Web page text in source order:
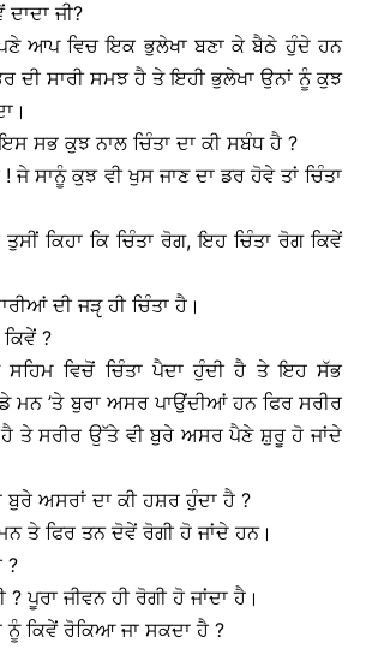
ਜੀ?
ਆਪ ਵਿਚ ਇਕ ਭੁਲੇਖਾ ਬਣਾ ਕੇ ਬੈਠੇ ਹੁੰਦੇ ਹਨ
ਦੀ ਸਾਰੀ ਸਮਝ ਹੈ ਤੇ ਇਹੀ ਭੁਲੇਖਾ ਉਨਾਂ ਨੂੰ ਕੁਝ
ਸਭ ਕੁਝ ਨਾਲ ਚਿੰਤਾ ਦਾ ਕੀ ਸਬੰਧ ਹੈ ?
! ਜੇ ਸਾਨੂੰ ਕੁਝ ਵੀ ਖੁਸ ਜਾਣ ਦਾ ਡਰ ਹੋਵੇ ਤਾਂ ਚਿੰਤਾ
ਕਿਹਾ ਕਿ ਚਿੰਤਾ ਰੋਗ, ਇਹ ਚਿੰਤਾ ਰੋਗ ਕਿਵੇਂ
ਦੀ ਜੜੵ ਹੀ ਚਿੰਤਾ ਹੈ।
?
ਸਹਿਮ ਵਿਚੋਂ ਚਿੰਤਾ ਪੈਦਾ ਹੁੰਦੀ ਹੈ ਤੇ ਇਹ ਸੱਭ
ਮਨ ’ਤੇ ਬੁਰਾ ਅਸਰ ਪਾਉਂਦੀਆਂ ਹਨ ਫਿਰ ਸਰੀਰ
ਤੇ ਸਰੀਰ ਉੱਤੇ ਵੀ ਬੁਰੇ ਅਸਰ ਪੈਣੇ ਸ਼ੁਰੂ ਹੋ ਜਾਂਦੇ
ਅਸਰਾਂ ਦਾ ਕੀ ਹਸ਼ਰ ਹੁੰਦਾ ਹੈ ?
ਤੇ ਫਿਰ ਤਨ ਦੋਵੇਂ ਰੋਗੀ ਹੋ ਜਾਂਦੇ ਹਨ।
?
? ਪੂਰਾ ਜੀਵਨ ਹੀ ਰੋਗੀ ਹੋ ਜਾਂਦਾ ਹੈ।
ਕਿਵੇਂ ਰੋਕਿਆ ਜਾ ਸਕਦਾ ਹੈ ?